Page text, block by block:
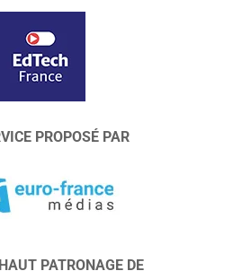
PROPOSÉ PAR
PATRONAGE DE